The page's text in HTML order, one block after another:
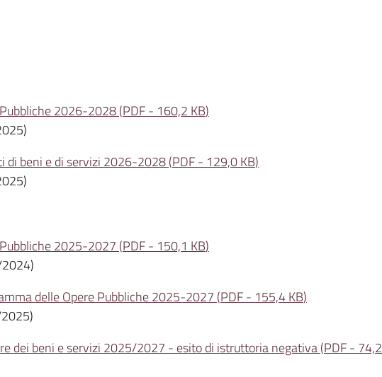
2026-2028(PDF- 160,2 KB)
di beni e di servizi 2026-2028(PDF- 129,0 KB)
2025-2027 (PDF- 150,1 KB)
delle Opere Pubbliche 2025-2027 (PDF- 155,4 KB)
dei beni e servizi 2025/2027 - esito di istruttoria negativa(PDF-